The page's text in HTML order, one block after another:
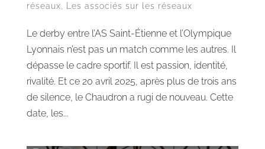
réseaux
Les associés sur les réseaux
Le derby entre l’AS Saint-Étienne et l’Olympique
Lyonnais n’est pas un match comme les autres. Il
dépasse le cadre sportif. Il est passion, identité,
rivalité. Et ce 20 avril 2025, après plus de trois ans
de silence, le Chaudron a rugi de nouveau. Cette
date, les...